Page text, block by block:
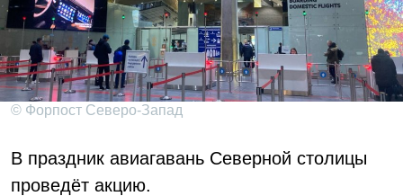
© Форпост Северо-Запад
В праздник авиагавань Северной столицы
проведёт акцию.